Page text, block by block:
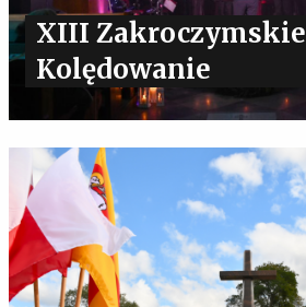
XIII Zakroczymskie
Kolędowanie